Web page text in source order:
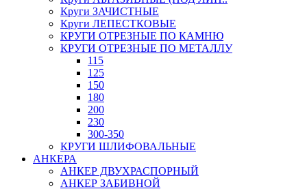
Круги ЗАЧИСТНЫЕ
Круги ЛЕПЕСТКОВЫЕ
КРУГИ ОТРЕЗНЫЕ ПО КАМНЮ
КРУГИ ОТРЕЗНЫЕ ПО МЕТАЛЛУ
115
125
150
180
200
230
300-350
КРУГИ ШЛИФОВАЛЬНЫЕ
АНКЕРА
АНКЕР ДВУХРАСПОРНЫЙ
АНКЕР ЗАБИВНОЙ